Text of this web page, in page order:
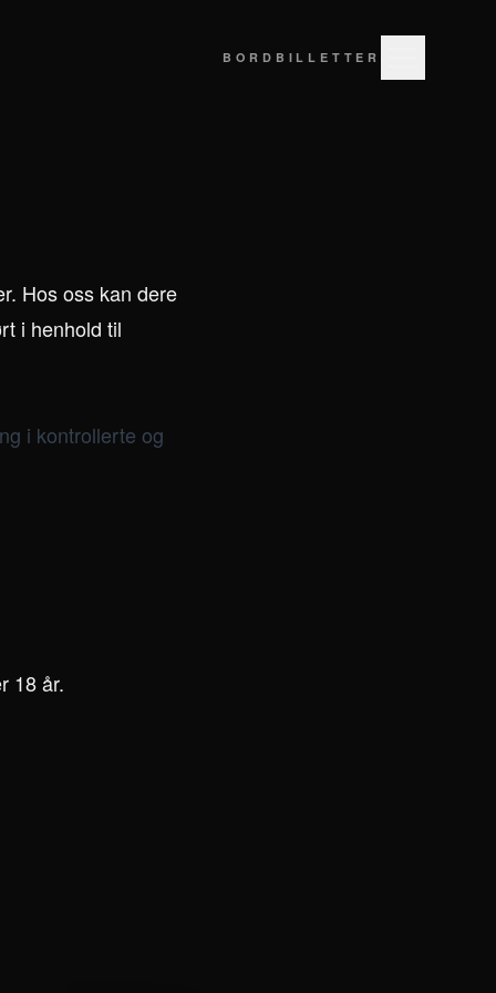
BORD BILLETTER
Hos oss kan dere
i henhold til
i kontrollerte og
18 år.